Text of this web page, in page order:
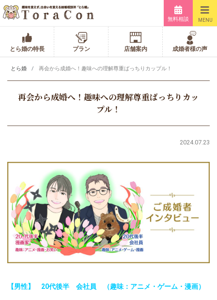
無料相談 MENU
とら婚の特長 プラン 店舗案内 成婚者様の声
とら婚 再会から成婚へ！趣味への理解尊重ばっちりカップル！
再会から成婚へ！趣味への理解尊重ばっちりカッ
プル！
2024.07.23
【男性】 20代後半 会社員 （趣味：アニメ・ゲーム・漫画）